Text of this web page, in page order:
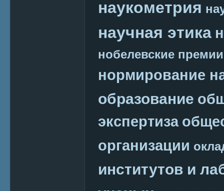
наукометрия
научная этика
нобелевские премии
нормирование
образование
экспертиза
организации
институтов и